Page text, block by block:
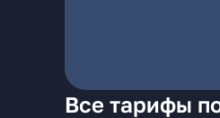
Все тарифы